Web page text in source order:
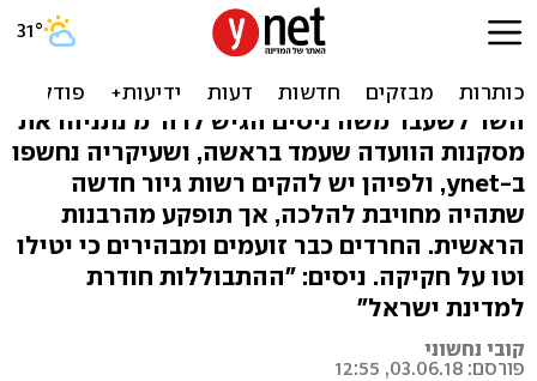
מתווה הגיור הוצג ומעורר שוב
את זעם החרדים
השר לשעבר משה ניסים הגיש לרה"מ נתניהו את
מסקנות הוועדה שעמד בראשה, ושעיקריה נחשפו
ב-ynet, ולפיהן יש להקים רשות גיור חדשה
שתהיה מחויבת להלכה, אך תופקע מהרבנות
הראשית. החרדים כבר זועמים ומבהירים כי יטילו
וטו על חקיקה. ניסים: "ההתבוללות חודרת
למדינת ישראל"
קובי נחשוני
פורסם: 03.06.18, 12:55